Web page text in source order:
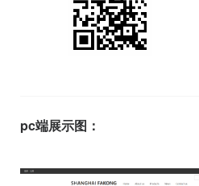
pc端展示图：